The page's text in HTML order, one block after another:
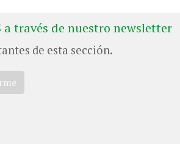
a través de nuestro newsletter
de esta sección.